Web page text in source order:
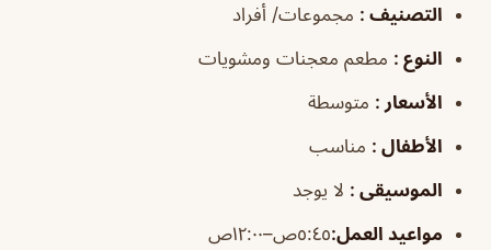
التصنيف : مجموعات/ أفراد
النوع : مطعم معجنات ومشويات
الأسعار : متوسطة
الأطفال : مناسب
الموسيقى : لا يوجد
مواعيد العمل:٥:٤٥ص–١٢:٠٠ص